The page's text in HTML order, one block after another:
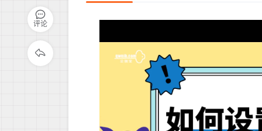
评论